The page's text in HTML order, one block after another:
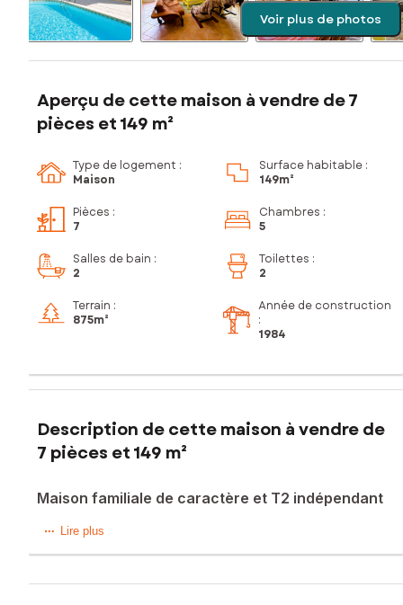
Voir plus de photos
Aperçu de cette maison à vendre de 7
pièces et 149 m²
Type de logement :
Maison
Surface habitable :
149m²
Pièces :
7
Chambres :
5
Salles de bain :
2
Toilettes :
2
Terrain :
875m²
Année de construction
:
1984
Description de cette maison à vendre de
7 pièces et 149 m²
Maison familiale de caractère et T2 indépendant
Sur la commune recherchée de Martignas-sur-Jalle,
pôle aéronautique, découvrez cette charmante maison de
Lire plus